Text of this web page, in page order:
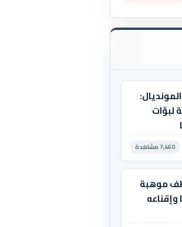
لبؤات
7,460 مشاهدة
موهبة
وإقناعه